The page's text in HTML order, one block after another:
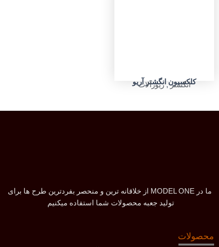
کلکسیون انگشتر آریو
انگشتر, زیورآلات
ما در MODEL ONE از خلاقانه ترین و منحصر بفردترین طرح ها برای
تولید جعبه محصولات شما استفاده میکنیم
محصولات